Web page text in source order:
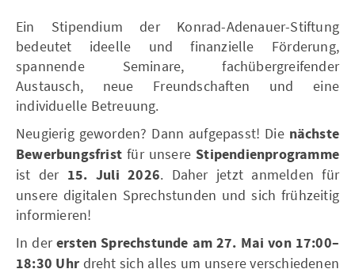
Ein Stipendium der Konrad-Adenauer-Stiftung
bedeutet ideelle und finanzielle Förderung,
spannende Seminare, fachübergreifender
Austausch, neue Freundschaften und eine
individuelle Betreuung.
Neugierig geworden? Dann aufgepasst! Dienächste
Bewerbungsfristfür unsere Stipendienprogramme
ist der15. Juli 2026. Daher jetzt anmelden für
unsere digitalen Sprechstunden und sich frühzeitig
informieren!
In derersten Sprechstunde am 27. Mai von 17:00–
18:30 Uhr dreht sich alles um unsere verschiedenen